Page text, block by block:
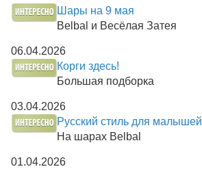
Шары на 9 мая
Belbal и Весёлая Затея
06.04.2026
Корги здесь!
Большая подборка
03.04.2026
Русский стиль для малышей
На шарах Belbal
01.04.2026